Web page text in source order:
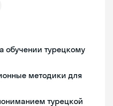
обучении турецкому
методики для
турецкой